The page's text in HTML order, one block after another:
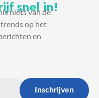
snel in!
niets van de
op het
en